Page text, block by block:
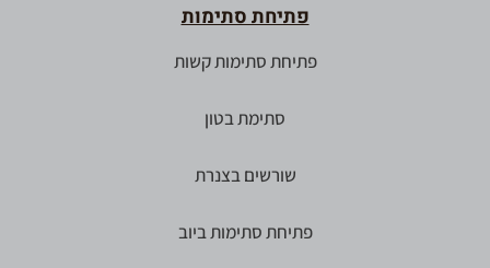
פתיחת סתימות
פתיחת סתימות קשות
סתימת בטון
שורשים בצנרת
פתיחת סתימות ביוב